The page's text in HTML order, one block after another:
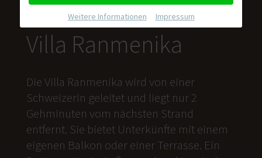
Villa Ranmenika
Die Villa Ranmenika wird von einer
Schweizerin geleitet und liegt nur 2
Gehminuten vom nächsten Strand
entfernt. Sie bietet Unterkünfte mit einem
eigenen Balkon oder einer Terrasse. Ein
Weitere Informationen Impressum